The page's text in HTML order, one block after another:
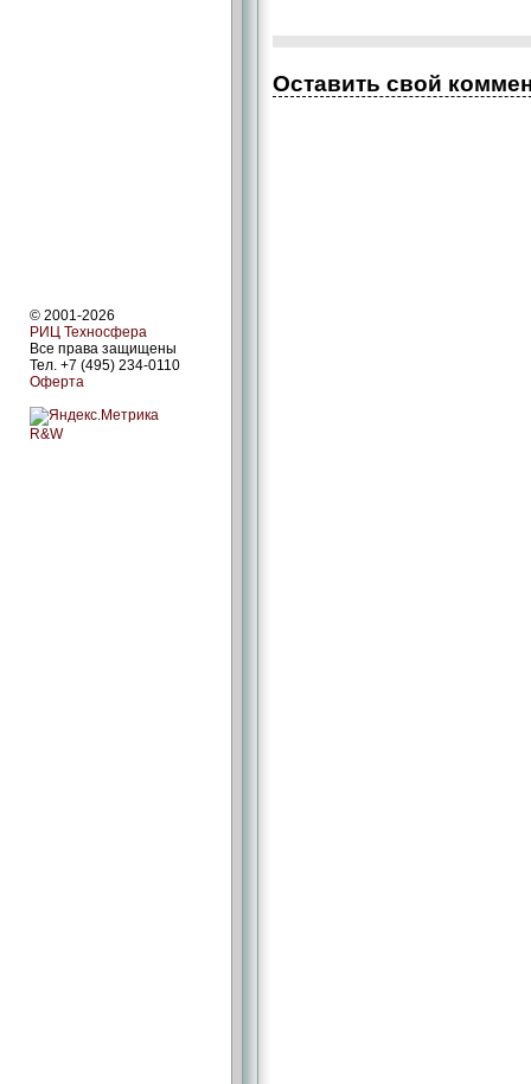
© 2001-2026
РИЦ Техносфера
Все права защищены
Тел. +7 (495) 234-0110
Оферта
R&W
Оставить свой